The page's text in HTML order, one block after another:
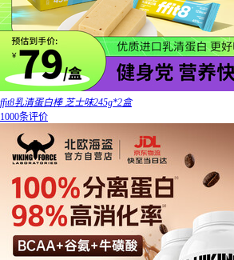
ffit8乳清蛋白棒 芝士味245g*2盒
1000条评价